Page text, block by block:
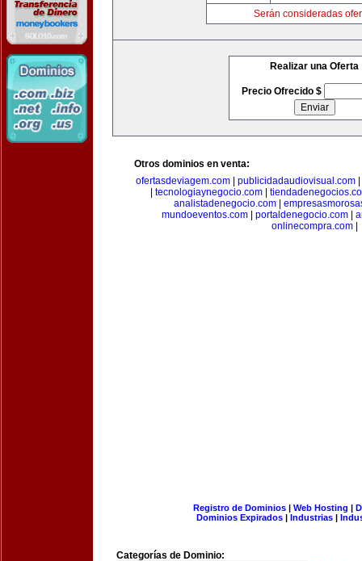
Serán consideradas
Realizar una Oferta
Precio Ofrecido $
Otros dominios en venta:
ofertasdeviagem.com| publicidadaudiovisual.com|
tecnologiaynegocio.com
analistadenegocio.com
mundoeventos.com| portaldenegocio.com|
onlinecompra.com|
Registro de Dominios| Web Hosting |
Dominios Expirados | Industrias |
Categorías de Dominio: